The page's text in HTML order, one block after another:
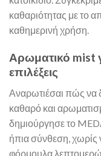
καθαριότητας με το
καθημερινή χρήση.
Αρωματικό mist
επιλέξεις
Αναρωτιέσαι πώς να
καθαρό και
δημιούργησε το
ήπια σύνθεση, χωρίς
φόρμουλα